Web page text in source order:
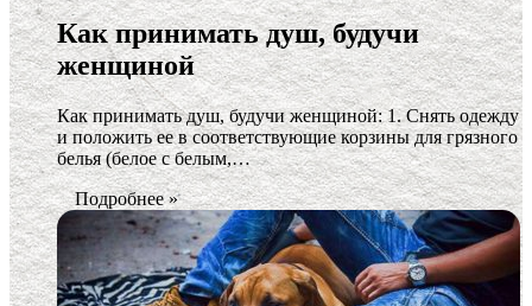
Как принимать душ, будучи
женщиной
Как принимать душ, будучи женщиной: 1. Снять одежду
и положить ее в соответствующие корзины для грязного
белья (белое с белым,…
Подробнее »